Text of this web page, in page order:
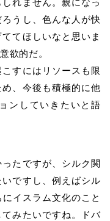
れません。親になっ
うし、色んな人が快
てほしいなと思いま
欲的だ。
すにはリソースも限
、今後も積極的に他
ンしていきたいと語
たですが、シルク関
ですし、例えばシル
イスラム文化のこと
みたいですね。ドバ